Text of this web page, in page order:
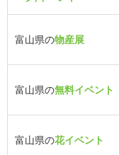
富山県の物産展
富山県の無料イベント
富山県の花イベント